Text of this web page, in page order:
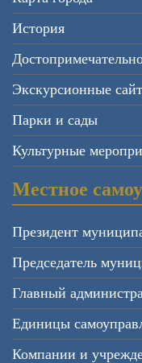
История
Экскурсионные
Парки и сады
Культурные
Местное
Президент
Председатель
Главный
Единицы
Компании и